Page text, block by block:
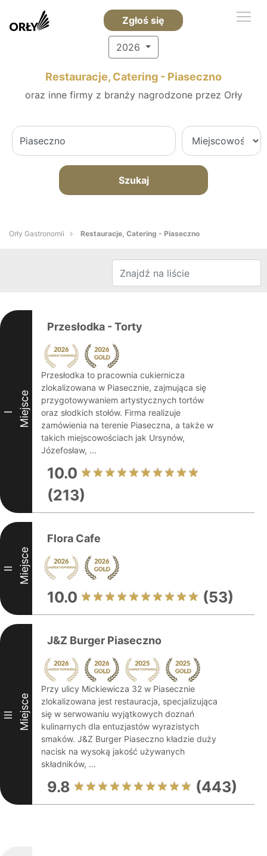
Zgłoś się
2026
Restauracje, Catering - Piaseczno
oraz inne firmy z branży nagrodzone przez Orły
Szukaj
Orły Gastronomii Restauracje, Catering - Piaseczno
I Miejsce
Przesłodka - Torty
Przesłodka to pracownia cukiernicza
zlokalizowana w Piasecznie, zajmująca się
przygotowywaniem artystycznych tortów
oraz słodkich stołów. Firma realizuje
zamówienia na terenie Piaseczna, a także w
takich miejscowościach jak Ursynów,
Józefosław, ...
10.0
(213)
II Miejsce
Flora Cafe
10.0 (53)
III Miejsce
J&Z Burger Piaseczno
Przy ulicy Mickiewicza 32 w Piasecznie
zlokalizowana jest restauracja, specjalizująca
się w serwowaniu wyjątkowych doznań
kulinarnych dla entuzjastów wyrazistych
smaków. J&Z Burger Piaseczno kładzie duży
nacisk na wysoką jakość używanych
składników, ...
9.8 (443)